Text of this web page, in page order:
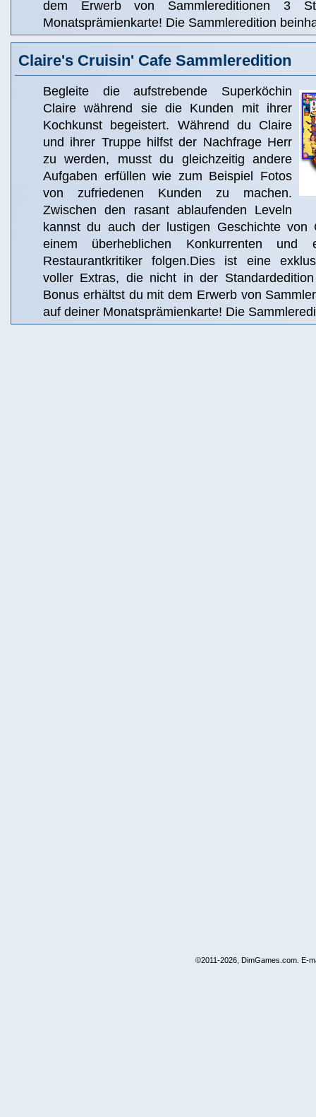
dem Erwerb von Sammlereditionen 3
Monatsprämienkarte! Die Sammleredition
Claire's Cruisin' Cafe Sammleredition
Begleite die aufstrebende Superköchin
Claire während sie die Kunden mit ihrer
Kochkunst begeistert. Während du Claire
und ihrer Truppe hilfst der Nachfrage Herr
zu werden, musst du gleichzeitig andere
Aufgaben erfüllen wie zum Beispiel Fotos
von zufriedenen Kunden zu machen.
Zwischen den rasant ablaufenden Leveln
kannst du auch der lustigen Geschichte von
einem überheblichen Konkurrenten und
Restaurantkritiker folgen.Dies ist eine
voller Extras, die nicht in der
Bonus erhältst du mit dem Erwerb von
auf deiner Monatsprämienkarte! Die
©2011-2026, DimGames.com. E-